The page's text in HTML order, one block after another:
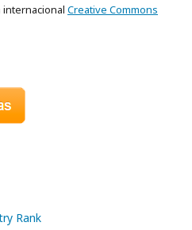
internacional Creative Commons